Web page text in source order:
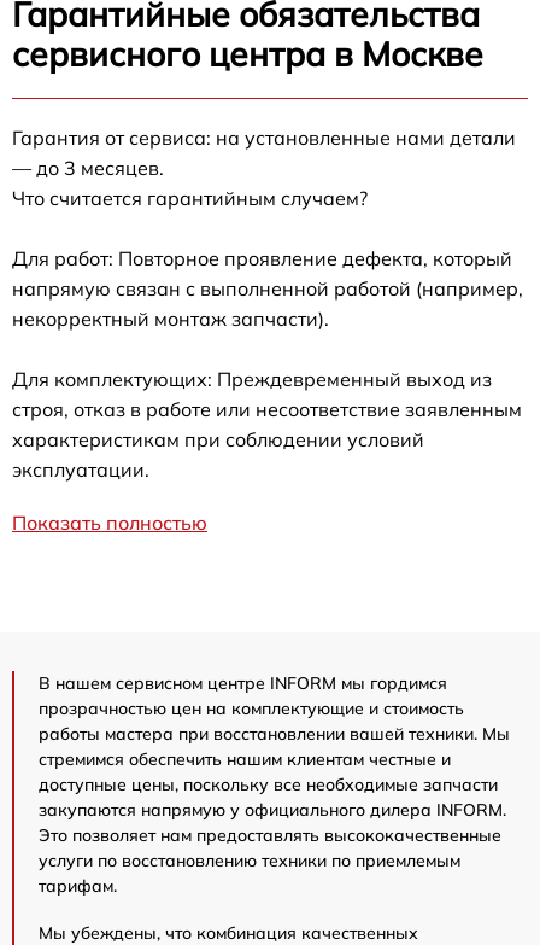
Гарантийные обязательства
сервисного центра в Москве
Гарантия от сервиса: на установленные нами детали
— до 3 месяцев.
Что считается гарантийным случаем?
Для работ: Повторное проявление дефекта, который
напрямую связан с выполненной работой (например,
некорректный монтаж запчасти).
Для комплектующих: Преждевременный выход из
строя, отказ в работе или несоответствие заявленным
характеристикам при соблюдении условий
эксплуатации.
Показать полностью
В нашем сервисном центре INFORM мы гордимся
прозрачностью цен на комплектующие и стоимость
работы мастера при восстановлении вашей техники. Мы
стремимся обеспечить нашим клиентам честные и
доступные цены, поскольку все необходимые запчасти
закупаются напрямую у официального дилера INFORM.
Это позволяет нам предоставлять высококачественные
услуги по восстановлению техники по приемлемым
тарифам.
Мы убеждены, что комбинация качественных